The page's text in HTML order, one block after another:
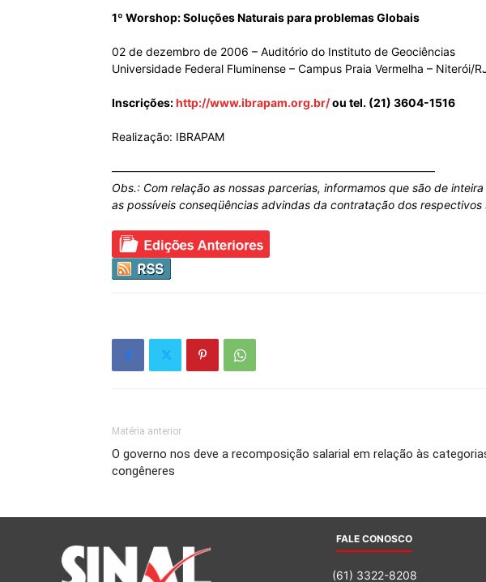
1º Worshop: Soluções Naturais para problemas Globais
02 de dezembro de 2006 – Auditório do Instituto de Geociências
Universidade Federal Fluminense – Campus Praia Vermelha – Niterói/
Inscrições:http://www.ibrapam.org.br/ou tel. (21) 3604-1516
Realização: IBRAPAM
————————————————————————————–
Obs.: Com relação as nossas parcerias, informamos que são de
as possíveis conseqüências advindas da contratação dos respectivos
Matéria anterior
O governo nos deve a recomposição salarial em relação às
congêneres
FALE CONOSCO
(61) 3322-8208